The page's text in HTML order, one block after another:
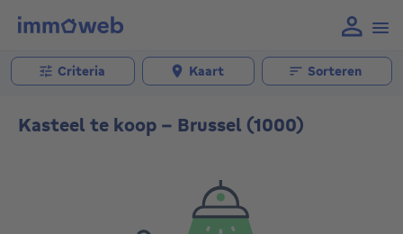
Criteria Kaart Sorteren
Kasteel te koop - Brussel (1000)